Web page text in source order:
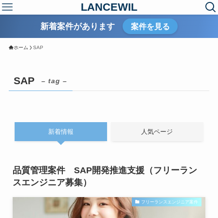
LANCEWIL
新着案件があります 案件を見る
ホーム SAP
SAP – tag –
新着情報 人気ページ
品質管理案件 SAP開発推進支援（フリーラン
スエンジニア募集）
フリーランスエンジニア案件